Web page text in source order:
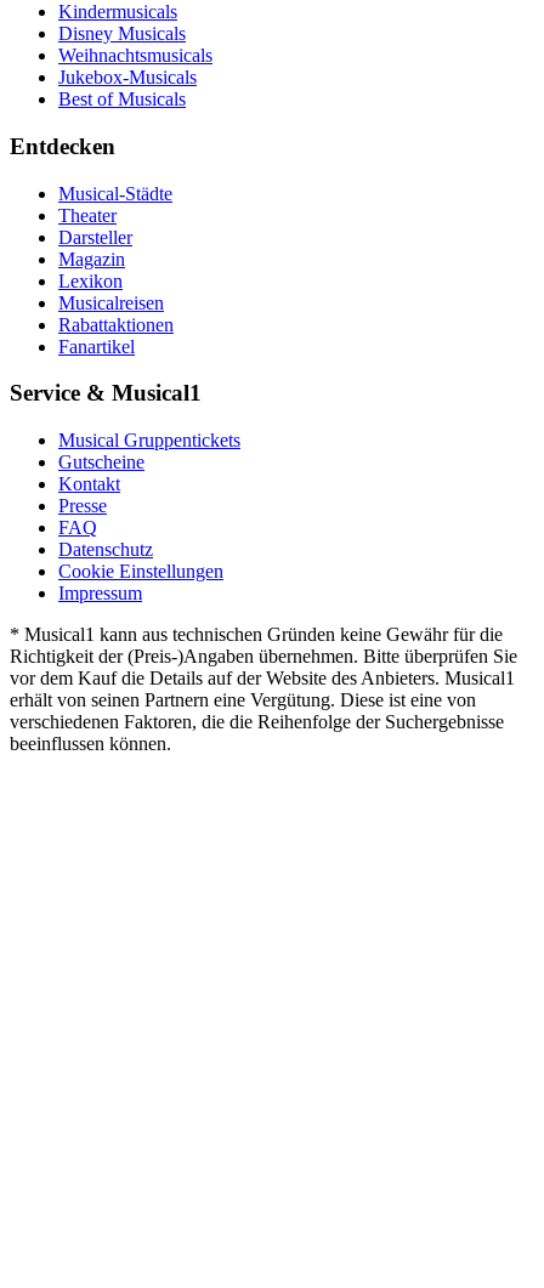
Kindermusicals
Disney Musicals
Weihnachtsmusicals
Jukebox-Musicals
Best of Musicals
Entdecken
Musical-Städte
Theater
Darsteller
Magazin
Lexikon
Musicalreisen
Rabattaktionen
Fanartikel
Service & Musical1
Musical Gruppentickets
Gutscheine
Kontakt
Presse
FAQ
Datenschutz
Cookie Einstellungen
Impressum
* Musical1 kann aus technischen Gründen keine Gewähr für die
Richtigkeit der (Preis-)Angaben übernehmen. Bitte überprüfen Sie
vor dem Kauf die Details auf der Website des Anbieters. Musical1
erhält von seinen Partnern eine Vergütung. Diese ist eine von
verschiedenen Faktoren, die die Reihenfolge der Suchergebnisse
beeinflussen können.